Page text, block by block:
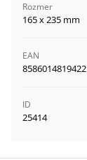
Rozmer
165 x 235 mm
EAN
8586014819422
ID
25414